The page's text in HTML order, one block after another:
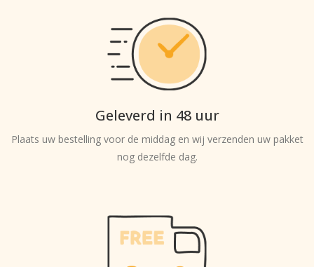
Geleverd in 48 uur
Plaats uw bestelling voor de middag en wij verzenden uw pakket
nog dezelfde dag.